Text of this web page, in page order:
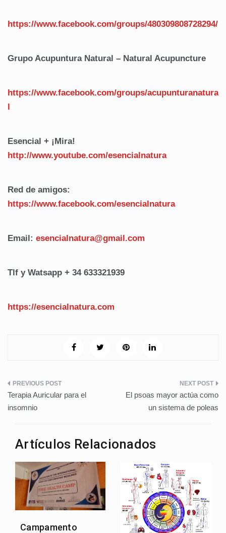
https://www.facebook.com/groups/480309808728294/
Grupo Acupuntura Natural – Natural Acupuncture
https://www.facebook.com/groups/acupunturanatura
l
Esencial + ¡Mira!
http://www.youtube.com/esencialnatura
Red de amigos:
https://www.facebook.com/esencialnatura
Email: esencialnatura@gmail.com
Tlf y Watsapp + 34 633321939
https://esencialnatura.com
Navegación
de
Terapia Auricular para el
insomnio
El psoas mayor actúa como
un sistema de poleas
Artículos Relacionados
Campamento